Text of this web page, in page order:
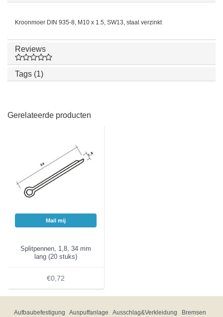
Kroonmoer DIN 935-8, M10 x 1.5, SW13, staal verzinkt
Reviews
Tags (1)
Gerelateerde producten
Mail mij
Splitpennen, 1,8, 34 mm
lang (20 stuks)
€0,72
Aufbaubefestigung Auspuffanlage Ausschlag&Verkleidung
Bremsen